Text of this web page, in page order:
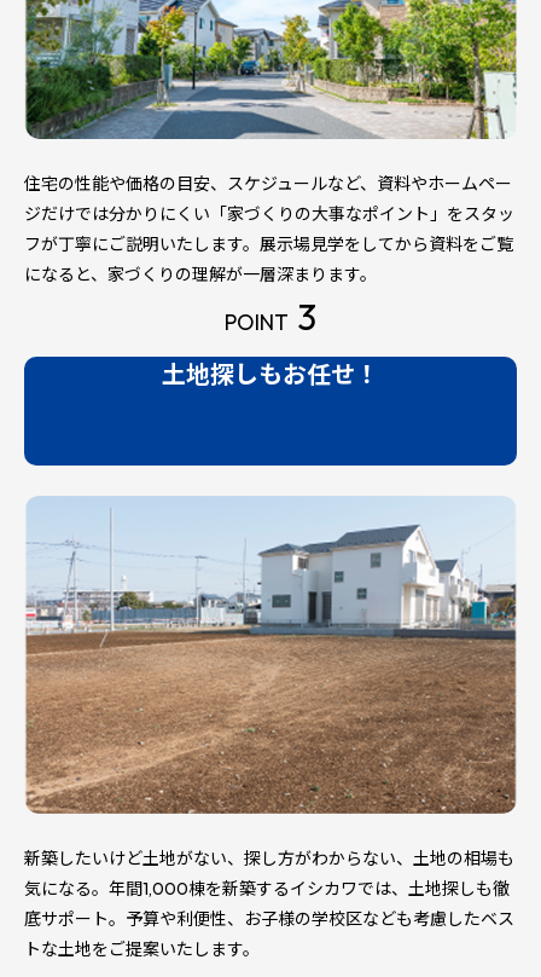
住宅の性能や価格の目安、スケジュールなど、資料やホームペー
ジだけでは分かりにくい「家づくりの大事なポイント」をスタッ
フが丁寧にご説明いたします。展示場見学をしてから資料をご覧
になると、家づくりの理解が一層深まります。
POINT 3
土地探しもお任せ！
新築したいけど土地がない、探し方がわからない、土地の相場も
気になる。年間1,000棟を新築するイシカワでは、土地探しも徹
底サポート。予算や利便性、お子様の学校区なども考慮したベス
トな土地をご提案いたします。